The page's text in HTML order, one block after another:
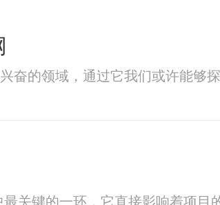
奋的领域，通过它我们或许能够
关键的一环，它直接影响着项目